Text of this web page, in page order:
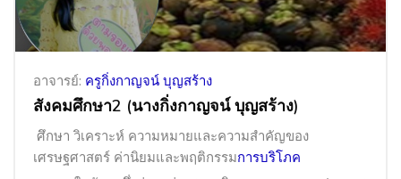
อาจารย์: ครูกิ่งกาญจน์ บุญสร้าง
สังคมศึกษา2 (นางกิ่งกาญจน์ บุญสร้าง)
ศึกษา วิเคราะห์ ความหมายและความสำคัญของ
เศรษฐศาสตร์ ค่านิยมและพฤติกรรมการบริโภค